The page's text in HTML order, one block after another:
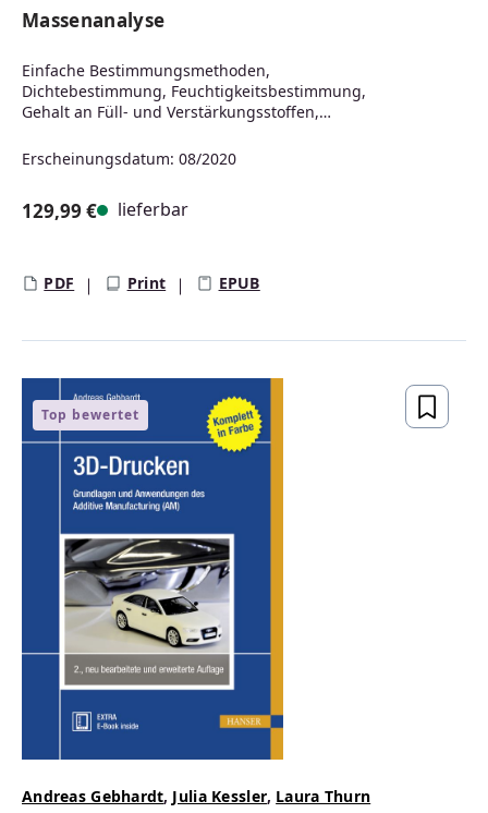
Massenanalyse
Einfache Bestimmungsmethoden,
Dichtebestimmung, Feuchtigkeitsbestimmung,
Gehalt an Füll- und Verstärkungsstoffen,
Thermogravimetrie, Messunsicherheit
Erscheinungsdatum: 08/2020
129,99 € lieferbar
PDF Print EPUB
Top bewertet
Andreas Gebhardt, Julia Kessler, Laura Thurn